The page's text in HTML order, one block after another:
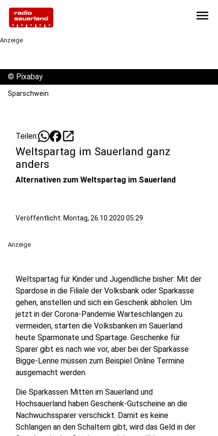
menu
Anzeige
© Pixabay
Sparschwein
Teilen: open_in_new
Weltspartag im Sauerland ganz
anders
Alternativen zum Weltspartag im Sauerland
Veröffentlicht: Montag, 26.10.2020 05:29
Anzeige
Weltspartag für Kinder und Jugendliche bisher: Mit der
Spardose in die Filiale der Volksbank oder Sparkasse
gehen, anstellen und sich ein Geschenk abholen. Um
jetzt in der Corona-Pandemie Warteschlangen zu
vermeiden, starten die Volksbanken im Sauerland
heute Sparmonate und Spartage. Geschenke für
Sparer gibt es nach wie vor, aber bei der Sparkasse
Bigge-Lenne müssen zum Beispiel Online Termine
ausgemacht werden.
Die Sparkassen Mitten im Sauerland und
Hochsauerland haben Geschenk-Gutscheine an die
Nachwuchssparer verschickt. Damit es keine
Schlangen an den Schaltern gibt, wird das Geld in der